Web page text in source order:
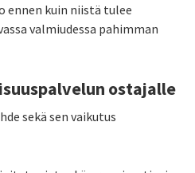
ennen kuin niistä tulee
valmiudessa pahimman
ostajalle
sekä sen vaikutus